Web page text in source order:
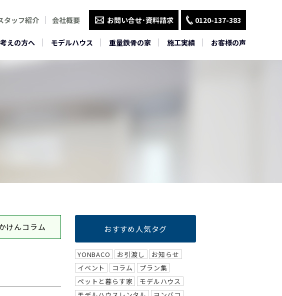
タッフ紹介 会社概要 お問い合せ･資料請求 0120-137-383
えの方へ モデルハウス 重量鉄骨の家 施工実績 お客様の声
けんコラム おすすめ人気タグ
YONBACO お引渡し
お知らせ
イベント
コラム
プラン集
ペットと暮らす家
モデルハウス